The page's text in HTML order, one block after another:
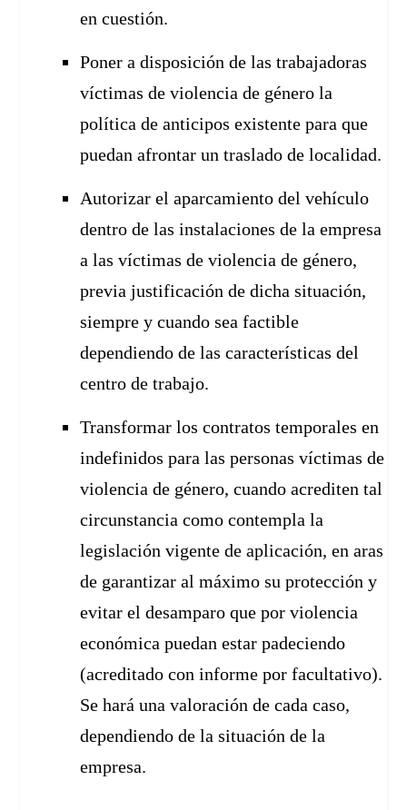
en cuestión.
Poner a disposición de las trabajadoras
víctimas de violencia de género la
política de anticipos existente para que
puedan afrontar un traslado de localidad.
Autorizar el aparcamiento del vehículo
dentro de las instalaciones de la empresa
a las víctimas de violencia de género,
previa justificación de dicha situación,
siempre y cuando sea factible
dependiendo de las características del
centro de trabajo.
Transformar los contratos temporales en
indefinidos para las personas víctimas de
violencia de género, cuando acrediten tal
circunstancia como contempla la
legislación vigente de aplicación, en aras
de garantizar al máximo su protección y
evitar el desamparo que por violencia
económica puedan estar padeciendo
(acreditado con informe por facultativo).
Se hará una valoración de cada caso,
dependiendo de la situación de la
empresa.